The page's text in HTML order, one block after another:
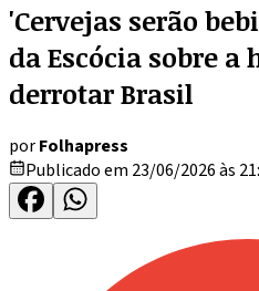
'Cervejas serão
da Escócia sobre a
derrotar Brasil
porFolhapress
Publicado em 23/06/2026 às